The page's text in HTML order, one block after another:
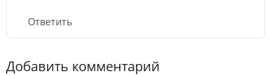
Ответить
Добавить комментарий